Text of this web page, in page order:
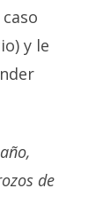
caso
y le
de